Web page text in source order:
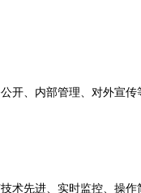
、内部管理、对外宣
先进、实时监控、操